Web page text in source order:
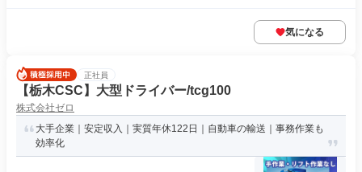
気になる
正社員
【栃木CSC】大型ドライバー/tcg100
株式会社ゼロ
大手企業｜安定収入｜実質年休122日｜自動車の輸送｜事務作業も
効率化